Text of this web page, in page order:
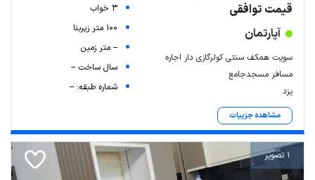
قیمت توافقی
آپارتمان
سویت همکف سنتی کولرگازی دار اجاره
مسافر مسجدجامع
یزد
مشاهده جزییات
3 خواب
100 متر زیربنا
-- متر زمین
سال ساخت --
شماره طبقه: --
1 تصویر